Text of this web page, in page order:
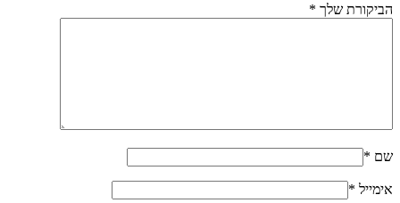
הביקורת שלך *
שם *
אימייל *